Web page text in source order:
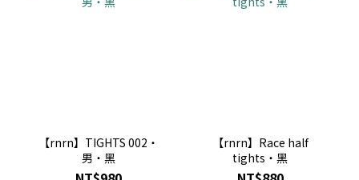
【rnrn】TIGHTS 002・
男・黑
【rnrn】Race half
tights・黑